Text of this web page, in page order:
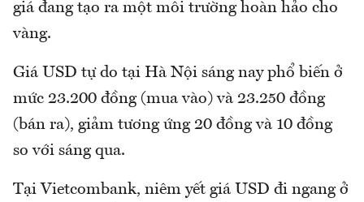
giá đang tạo ra một môi trường hoàn hảo cho
vàng.
Giá USD tự do tại Hà Nội sáng nay phổ biến ở
mức 23.200 đồng (mua vào) và 23.250 đồng
(bán ra), giảm tương ứng 20 đồng và 10 đồng
so với sáng qua.
Tại Vietcombank, niêm yết giá USD đi ngang ở